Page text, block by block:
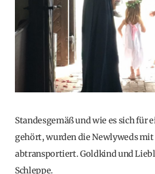
Standesgemäß und wie es sich für
gehört, wurden die Newlyweds mit
abtransportiert. Goldkind und
Schleppe.